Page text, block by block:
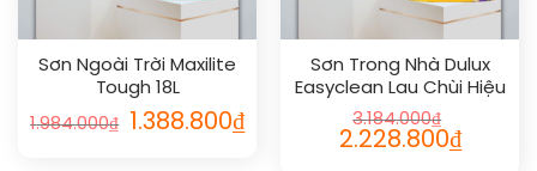
Sơn Ngoài Trời Maxilite
Tough 18L
1.984.000₫ 1.388.800₫
Sơn Trong Nhà Dulux
Easyclean Lau Chùi Hiệu
Quả Bóng 18L
3.184.000₫
2.228.800₫